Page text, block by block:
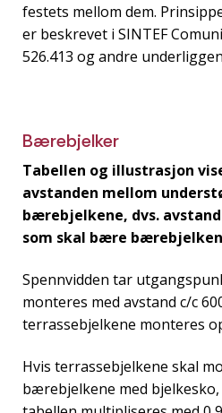
festets mellom dem.
er beskrevet i SINTEF
526.413 og andre
Bærebjelker
Tabellen og illustrasjon
avstanden mellom
bærebjelkene, dvs.
som skal bære
Spennvidden tar
monteres med avstand c/c
terrassebjelkene monteres
Hvis terrassebjelkene skal
bærebjelkene med